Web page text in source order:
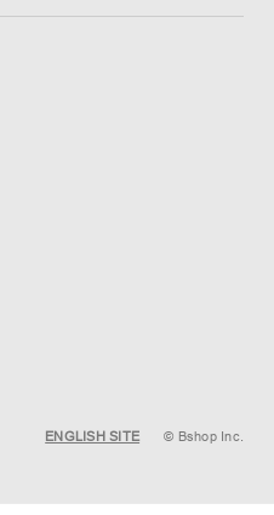
ENGLISH SITE © Bshop Inc.